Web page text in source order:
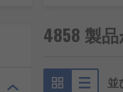
使えるように基本的
4858 製
並